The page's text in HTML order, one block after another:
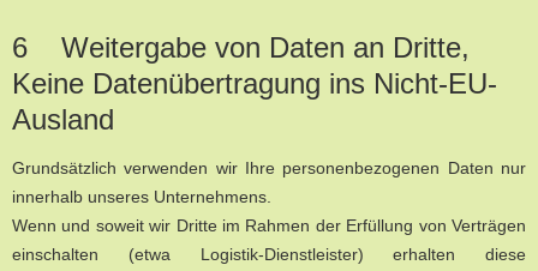
6 Weitergabe von Daten an Dritte,
Keine Datenübertragung ins Nicht-EU-
Ausland
Grundsätzlich verwenden wir Ihre personenbezogenen Daten nur
innerhalb unseres Unternehmens.
Wenn und soweit wir Dritte im Rahmen der Erfüllung von Verträgen
einschalten (etwa Logistik-Dienstleister) erhalten diese